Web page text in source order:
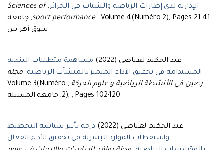
الإدارية لدى إطارات الرياضة والشباب في الجزائر.
Sciences of
sport performance, Volume 4(Numéro 2), Pages 21-41, جامعة
سوق أهراس
عبد الحكيم لعياضي (2022)
مساهمة متطلبات التنمية
المستدامة في تحقيق الأداء المتميز بالمنشآت الرياضية. مجلة
رصين في الأنشطة الرياضية و علوم الحركة
, Volume 3(Numéro
2), , Pages 102-120, جامعة المسيلة
عبد الحكيم لعياضي (2022)
درجة تأثير سياسة التخطيط
واستقطاب الموارد البشرية في تحقيق الأداء الفعال